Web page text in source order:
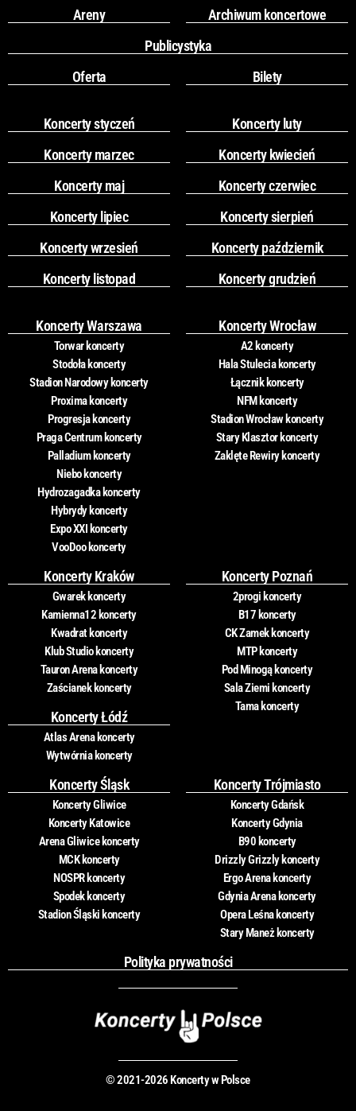
Areny
Archiwum koncertowe
Publicystyka
Oferta
Bilety
Koncerty styczeń
Koncerty luty
Koncerty marzec
Koncerty kwiecień
Koncerty maj
Koncerty czerwiec
Koncerty lipiec
Koncerty sierpień
Koncerty wrzesień
Koncerty październik
Koncerty listopad
Koncerty grudzień
Koncerty Warszawa
Torwar koncerty
Stodoła koncerty
Stadion Narodowy koncerty
Proxima koncerty
Progresja koncerty
Praga Centrum koncerty
Palladium koncerty
Niebo koncerty
Hydrozagadka koncerty
Hybrydy koncerty
Expo XXI koncerty
VooDoo koncerty
Koncerty Wrocław
A2 koncerty
Hala Stulecia koncerty
Łącznik koncerty
NFM koncerty
Stadion Wrocław koncerty
Stary Klasztor koncerty
Zaklęte Rewiry koncerty
Koncerty Kraków
Gwarek koncerty
Kamienna12 koncerty
Kwadrat koncerty
Klub Studio koncerty
Tauron Arena koncerty
Zaścianek koncerty
Koncerty Łódź
Atlas Arena koncerty
Wytwórnia koncerty
Koncerty Poznań
2progi koncerty
B17 koncerty
CK Zamek koncerty
MTP koncerty
Pod Minogą koncerty
Sala Ziemi koncerty
Tama koncerty
Koncerty Śląsk
Koncerty Gliwice
Koncerty Katowice
Arena Gliwice koncerty
MCK koncerty
NOSPR koncerty
Spodek koncerty
Stadion Śląski koncerty
Koncerty Trójmiasto
Koncerty Gdańsk
Koncerty Gdynia
B90 koncerty
Drizzly Grizzly koncerty
Ergo Arena koncerty
Gdynia Arena koncerty
Opera Leśna koncerty
Stary Maneż koncerty
Polityka prywatności
© 2021-2026 Koncerty w Polsce